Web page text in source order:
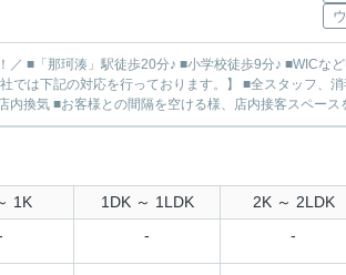
／ ■「那珂湊」駅徒歩20分♪ ■小学校徒歩9分♪ ■WICな
では下記の対応を行っております。】 ■全スタッフ、
内換気 ■お客様との間隔を空ける様、店内接客スペース
1K 1DK ～ 1LDK 2K ～ 2LDK
- -